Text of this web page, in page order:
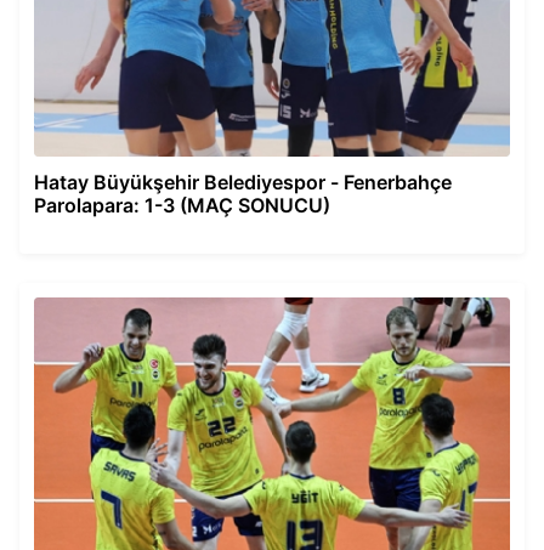
Hatay Büyükşehir Belediyespor - Fenerbahçe
Parolapara: 1-3 (MAÇ SONUCU)